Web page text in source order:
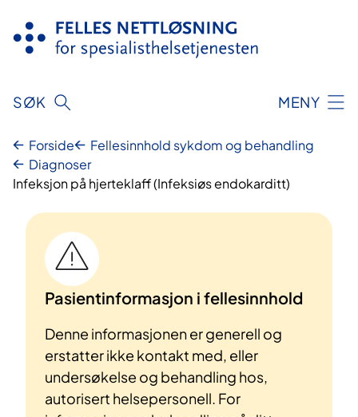
innhold
SØK MENY
Forside
Fellesinnhold sykdom og behandling
Diagnoser
Infeksjon på hjerteklaff (Infeksiøs endokarditt)
Pasientinformasjon i fellesinnhold
Denne informasjonen er generell og
erstatter ikke kontakt med, eller
undersøkelse og behandling hos,
autorisert helsepersonell. For